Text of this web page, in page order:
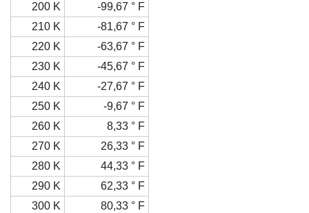
200 K
-99,67 ° F
210 K
-81,67 ° F
220 K
-63,67 ° F
230 K
-45,67 ° F
240 K
-27,67 ° F
250 K
-9,67 ° F
260 K
8,33 ° F
270 K
26,33 ° F
280 K
44,33 ° F
290 K
62,33 ° F
300 K
80,33 ° F